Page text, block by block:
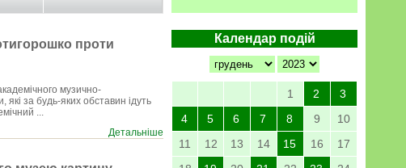
Календар подій
1 2
3
4
5 6 7 8 9
10
11
12 13 14 15 16
17
проти
музично-
за будь-яких обставин ідуть
...
Детальніше